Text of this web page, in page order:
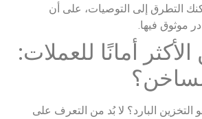
التطرق إلى التوصيات، على أن
موثوق فيها.
أمانًا للعملات:
البارد؟ لا بُد من التعرف على